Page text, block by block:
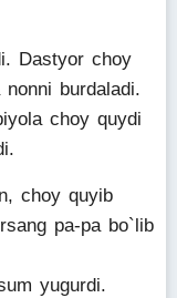
Dastyor choy
burdaladi.
choy quydi
choy quyib
pa-pa bo`lib
yugurdi.